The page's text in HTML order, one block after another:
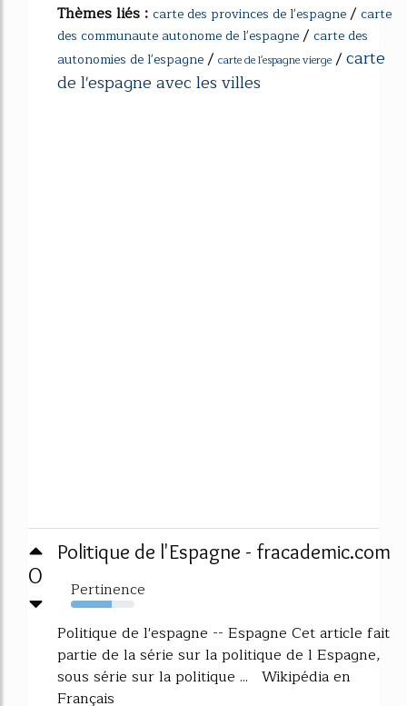
Thèmes liés : carte des provinces de l'espagne/ carte
des communaute autonome de l'espagne/ carte des
autonomies de l'espagne/ carte de l'espagne vierge /carte
de l'espagne avec les villes
0
Politique de l'Espagne - fracademic.com
Pertinence
64%
Politique de l'espagne -- Espagne Cet article fait
partie de la série sur la politique de l Espagne,
sous série sur la politique ... Wikipédia en
Français